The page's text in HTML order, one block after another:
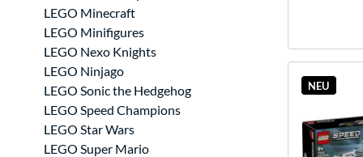
LEGO Minecraft
LEGO Minifigures
LEGO Nexo Knights
LEGO Ninjago
LEGO Sonic the Hedgehog
LEGO Speed Champions
LEGO Star Wars
LEGO Super Mario
NEU